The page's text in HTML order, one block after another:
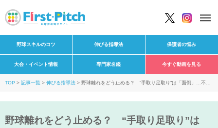
野球スキルのコツ 伸びる指導法 保護者の悩み
大会・イベント情報 専門家名鑑 今すぐ動画を見る
TOP 記事一覧 伸びる指導法
野球離れをどう止める？ “手取り足取り”は「面倒」…不毛
野球離れをどう止める？ “手取り足取り”は